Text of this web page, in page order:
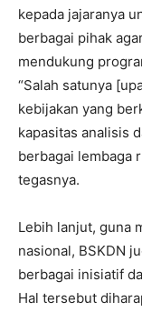
kepada jajaranya
berbagai pihak
mendukung
“Salah satunya
kebijakan yang
kapasitas analisis
berbagai lembaga
tegasnya.
Lebih lanjut, guna
nasional, BSKDN
berbagai inisiatif
Hal tersebut